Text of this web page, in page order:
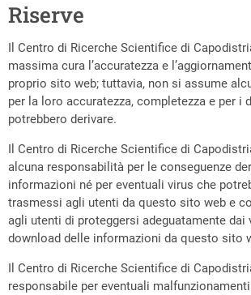
Riserve
Il Centro di Ricerche Scientifice di
massima cura l’accuratezza e
proprio sito web; tuttavia, non si assume
per la loro accuratezza, completezza e per i
potrebbero derivare.
Il Centro di Ricerche Scientifice di
alcuna responsabilità per le conseguenze
informazioni né per eventuali virus che
trasmessi agli utenti da questo sito web e
agli utenti di proteggersi adeguatamente dai
download delle informazioni da questo sito
Il Centro di Ricerche Scientifice di
responsabile per eventuali